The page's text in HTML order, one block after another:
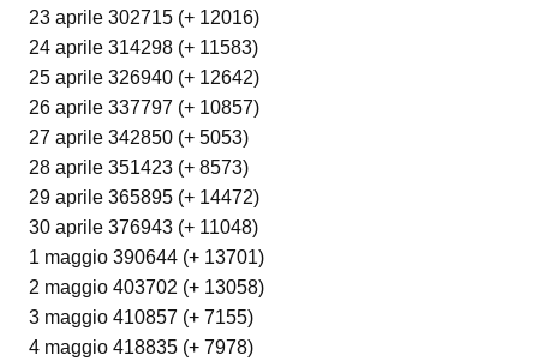
23 aprile 302715 (+ 12016)
24 aprile 314298 (+ 11583)
25 aprile 326940 (+ 12642)
26 aprile 337797 (+ 10857)
27 aprile 342850 (+ 5053)
28 aprile 351423 (+ 8573)
29 aprile 365895 (+ 14472)
30 aprile 376943 (+ 11048)
1 maggio 390644 (+ 13701)
2 maggio 403702 (+ 13058)
3 maggio 410857 (+ 7155)
4 maggio 418835 (+ 7978)